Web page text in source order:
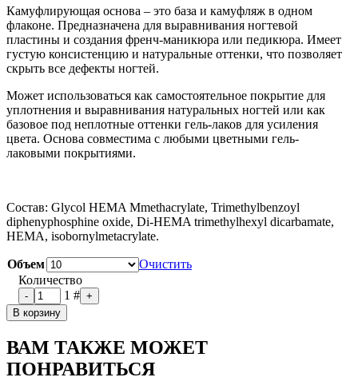
Камуфлирующая основа – это база и камуфляж в одном
флаконе. Предназначена для выравнивания ногтевой
пластины и создания френч-маникюра или педикюра. Имеет
густую консистенцию и натуральные оттенки, что позволяет
скрыть все дефекты ногтей.
Может использоваться как самостоятельное покрытие для
уплотнения и выравнивания натуральных ногтей или как
базовое под неплотные оттенки гель-лаков для усиления
цвета. Основа совместима с любыми цветными гель-
лаковыми покрытиями.
Состав: Glycol HEMA Mmethacrylate, Trimethylbenzoyl
diphenyphosphine oxide, Di-HEMA trimethylhexyl dicarbamate,
HEMA, isobornylmetacrylate.
Объем
Очистить
Количество
- 1 # +
В корзину
ВАМ ТАКЖЕ МОЖЕТ
ПОНРАВИТЬСЯ